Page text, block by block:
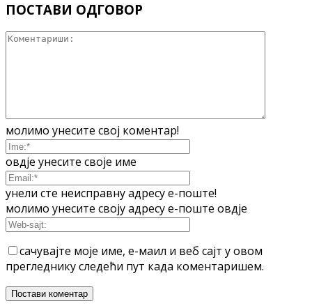
ПОСТАВИ ОДГОВОР
молимо унесите свој коментар!
овдје унесите своје име
унели сте неисправну адресу е-поште!
молимо унесите своју адресу е-поште овдје
сачувајте моје име, е-маил и веб сајт у овом
прегледнику следећи пут када коментаришем.